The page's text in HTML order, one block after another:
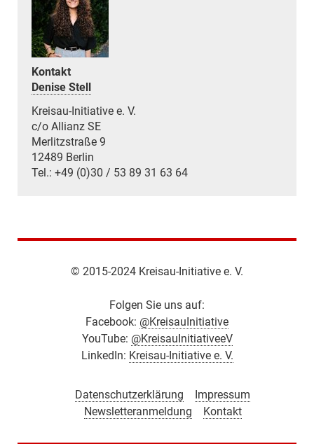
Kontakt
Denise Stell
Kreisau-Initiative e. V.
c/o Allianz SE
Merlitzstraße 9
12489 Berlin
Tel.: +49 (0)30 / 53 89 31 63 64
© 2015-2024 Kreisau-Initiative e. V.
Folgen Sie uns auf:
Facebook: @KreisauInitiative
YouTube: @KreisauInitiativeeV
LinkedIn: Kreisau-Initiative e. V.
Datenschutzerklärung
Impressum
Newsletteranmeldung
Kontakt